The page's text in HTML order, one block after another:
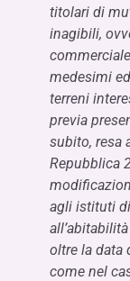
titolari di
inagibili,
medesimi
terreni
previa
subito, resa
Repubblica
agli istituti
oltre la data
come nel